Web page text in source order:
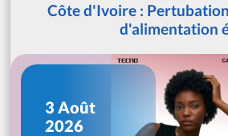
Côte d'Ivoire :
d'alimentation
3 Août
2026